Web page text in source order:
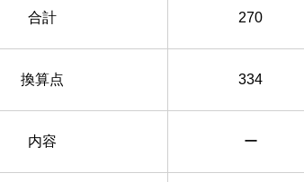
合計 270
換算点 334
内容 ー